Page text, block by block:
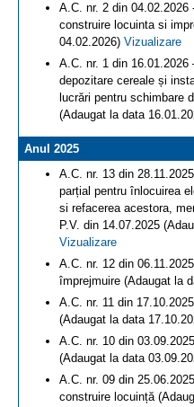
A.C. nr. 2 din
construire locuinta si
04.02.2026) Vizualizare
A.C. nr. 1 din 16.01.2026
depozitare cereale și
lucrări pentru schimbare
(Adaugat la data
Anul 2025
A.C. nr. 13 din
parțial pentru înlocuirea
si refacerea acestora,
P.V. din 14.07.2025
Vizualizare
A.C. nr. 12 din
împrejmuire (Adaugat la
A.C. nr. 11 din
(Adaugat la data
A.C. nr. 10 din
(Adaugat la data
A.C. nr. 09 din
construire locuință